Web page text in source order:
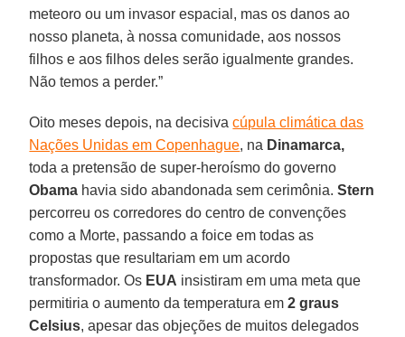
meteoro ou um invasor espacial, mas os danos ao
nosso planeta, à nossa comunidade, aos nossos
filhos e aos filhos deles serão igualmente grandes.
Não temos a perder.”
Oito meses depois, na decisivacúpula climática das
Nações Unidas em Copenhague, na Dinamarca,
toda a pretensão de super-heroísmo do governo
Obama havia sido abandonada sem cerimônia.Stern
percorreu os corredores do centro de convenções
como a Morte, passando a foice em todas as
propostas que resultariam em um acordo
transformador. Os EUA insistiram em uma meta que
permitiria o aumento da temperatura em2 graus
Celsius, apesar das objeções de muitos delegados